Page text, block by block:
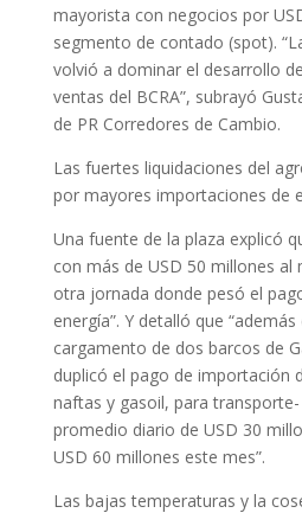
mayorista con negocios por
segmento de contado (spot).
volvió a dominar el desarrollo
ventas del BCRA”, subrayó
de PR Corredores de Cambio.
Las fuertes liquidaciones del
por mayores importaciones de
Una fuente de la plaza explicó
con más de USD 50 millones al
otra jornada donde pesó el
energía”. Y detalló que
cargamento de dos barcos de
duplicó el pago de importación
naftas y gasoil, para
promedio diario de USD 30
USD 60 millones este mes”.
Las bajas temperaturas y la